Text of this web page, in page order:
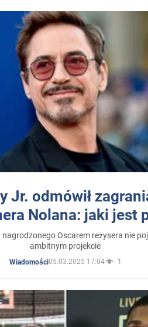
Jr. odmówił
Nolana: jaki jest
Oscarem reżysera nie
ambitnym projekcie
Wiadomości05.03.2025 17:04 1